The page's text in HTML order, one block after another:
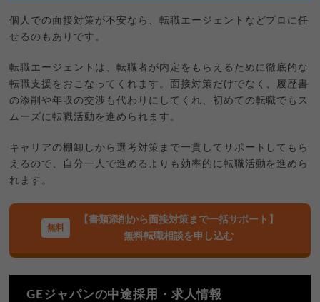
個人での面接対策が不安なら、転職エージェントなどプロに任
せるのもありです。
転職エージェントは、転職者が内定をもらえるために徹底的な
転職支援をおこなってくれます。面接対策だけでなく、履歴書
の添削や年収の交渉も代わりにしてくれ、初めての転職でもス
ムーズに転職活動を進められます。
キャリアの棚卸しから選考対策まで一貫してサポートしてもら
えるので、自分一人で進めるよりも効率的に転職活動を進めら
れます。
【書類添削から面接対策まで一括サポート】
無料転職相談を申し込む
GEジャパンの中途採用・求人情報